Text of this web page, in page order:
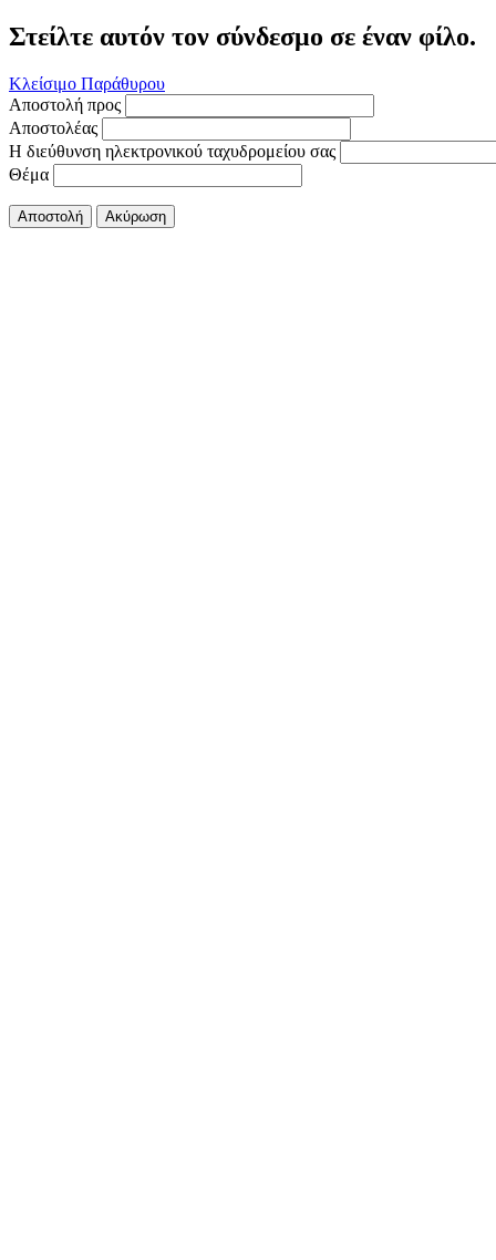
Στείλτε αυτόν τον σύνδεσμο σε έναν φίλο.
Κλείσιμο Παράθυρου
Αποστολή προς
Αποστολέας
Η διεύθυνση ηλεκτρονικού ταχυδρομείου σας
Θέμα
Αποστολή Ακύρωση